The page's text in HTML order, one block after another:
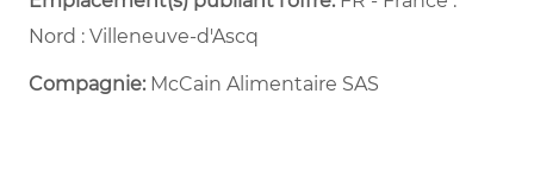
Nord : Villeneuve-d'Ascq
Compagnie: McCain Alimentaire SAS